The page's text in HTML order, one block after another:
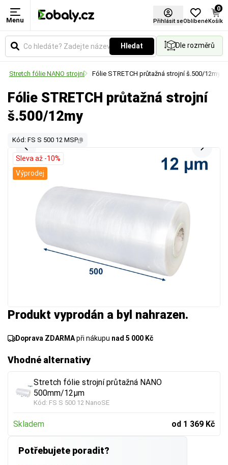
Menu Přihlásit seOblíbené
0
Košík
Hledat Dle rozměrů
Stretch fólie NANO strojní Fólie STRETCH průtažná strojní š.500/12my
Fólie STRETCH průtažná strojní
š.500/12my
Kód: FS S 500 12 MSP
Produkt vyprodán a byl nahrazen.
Doprava ZDARMApři nákupu nad 5 000 Kč
Vhodné alternativy
Stretch fólie strojní průtažná NANO
500mm/12µm
Kód: FS S 500 12 NanoSE
Skladem od 1 369 Kč
Potřebujete poradit?
Sleva až -10%
Výprodej